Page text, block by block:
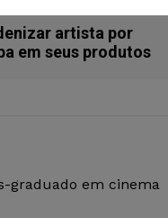
artista por
em seus produtos
graduado em cinema